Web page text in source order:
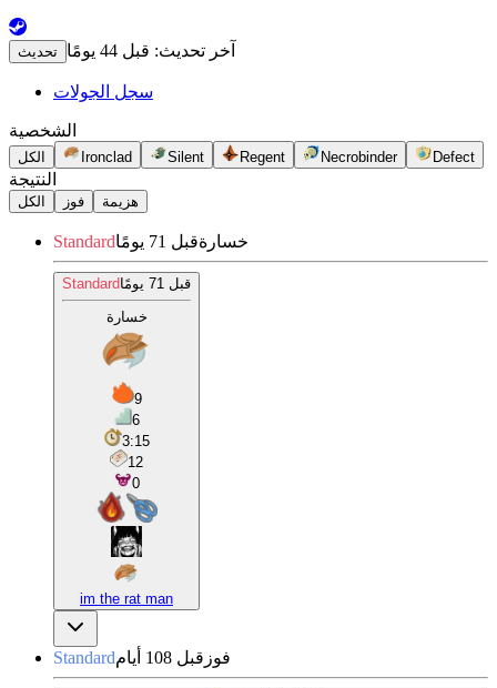
تحديث آخر تحديث: قبل 44 يومًا
سجل الجولات
الشخصية
الكل Ironclad Silent Regent Necrobinder Defect
النتيجة
الكل فوز هزيمة
Standard خسارةقبل 71 يومًا
Standard قبل 71 يومًا
خسارة
9
6
3:15
12
0
im the rat man
Standard فوز قبل 108 أيام